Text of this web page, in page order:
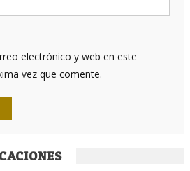
electrónico y web en este
vez que comente.